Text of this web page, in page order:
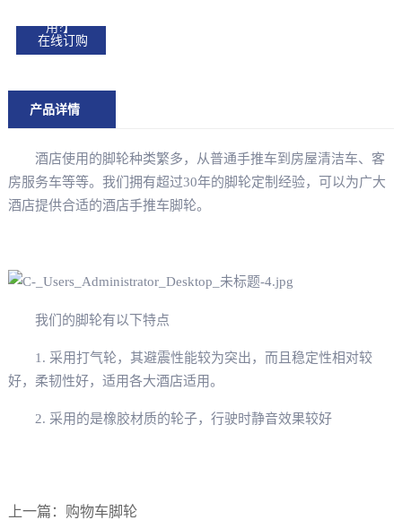
用?】
在线订购
产品详情
酒店使用的脚轮种类繁多，从普通手推车到房屋清洁车、客
房服务车等等。我们拥有超过30年的脚轮定制经验，可以为广大
酒店提供合适的酒店手推车脚轮。
我们的脚轮有以下特点
1. 采用打气轮，其避震性能较为突出，而且稳定性相对较
好，柔韧性好，适用各大酒店适用。
2. 采用的是橡胶材质的轮子，行驶时静音效果较好
上一篇： 购物车脚轮